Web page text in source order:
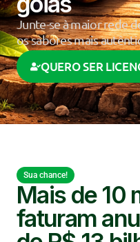
Junte-se à maior rede
os sabores mais
QUERO SER
Sua chance!
Mais de 10
faturam